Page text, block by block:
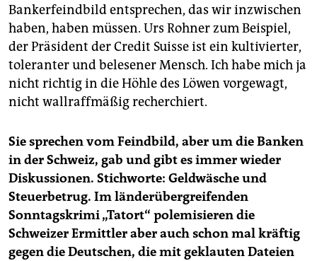
Bankerfeindbild entsprechen, das wir inzwischen
haben, haben müssen. Urs Rohner zum Beispiel,
der Präsident der Credit Suisse ist ein kultivierter,
toleranter und belesener Mensch. Ich habe mich ja
nicht richtig in die Höhle des Löwen vorgewagt,
nicht wallraffmäßig recherchiert.
Sie sprechen vom Feindbild, aber um die Banken
in der Schweiz, gab und gibt es immer wieder
Diskussionen. Stichworte: Geldwäsche und
Steuerbetrug. Im länderübergreifenden
Sonntagskrimi „Tatort“ polemisieren die
Schweizer Ermittler aber auch schon mal kräftig
gegen die Deutschen, die mit geklauten Dateien